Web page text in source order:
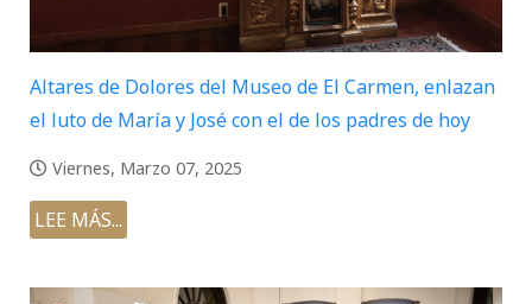
Altares de Dolores del Museo de El Carmen, enlazan
el luto de María y José con el de los padres de hoy
Viernes, Marzo 07, 2025
LEE MÁS...